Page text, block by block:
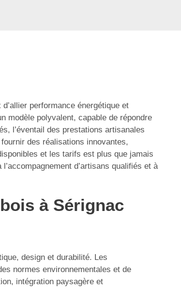
performance énergétique et
modèle polyvalent, capable de répondre
l’éventail des prestations artisanales
des réalisations innovantes,
et les tarifs est plus que jamais
d’artisans qualifiés et à
à Sérignac
design et durabilité. Les
normes environnementales et de
intégration paysagère et